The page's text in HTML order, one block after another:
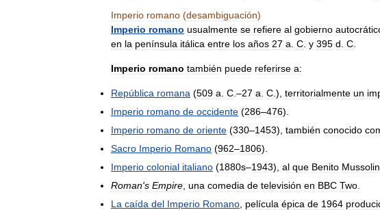
Imperio romano (desambiguación)
Imperio romano usualmente se refiere al gobierno
en la península itálica entre los años 27 a C y 395 d C
Imperio romano también puede referirse a:
República romana (509 a C .–27 a C .), territorialmente un
Imperio romano de occidente (286–476).
Imperio romano de oriente (330–1453), también conocido
Sacro Imperio Romano (962–1806).
Imperio colonial italiano (1880s–1943), al que Benito
Roman's Empire una comedia de televisión en BBC Two
La caída del Imperio Romano película épica de 1964